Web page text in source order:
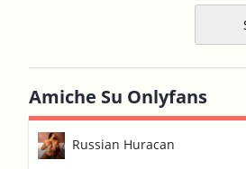
Amiche Su Onlyfans
Russian Huracan